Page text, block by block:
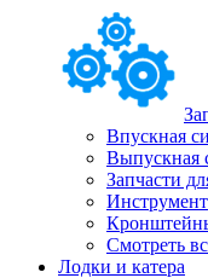
Впускная
Выпускная
Запчасти
Инструмент
Смотреть
Лодки и катера